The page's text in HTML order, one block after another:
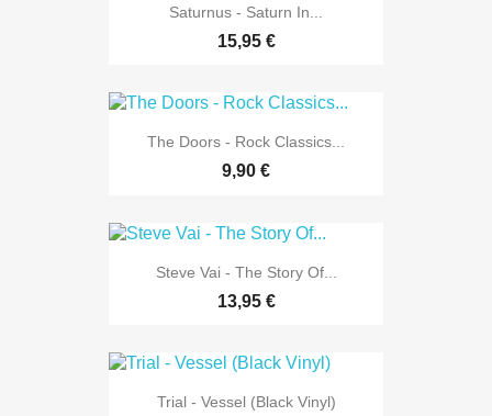
Saturnus - Saturn In...
15,95 €
The Doors - Rock Classics...
9,90 €
Steve Vai - The Story Of...
13,95 €
Trial - Vessel (Black Vinyl)